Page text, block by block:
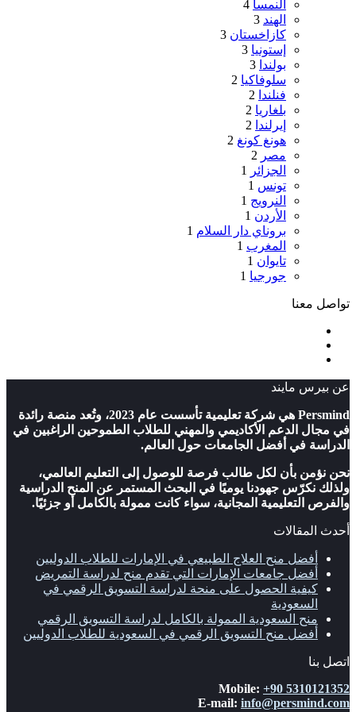
النمسا 4
الهند 3
كازاخستان 3
إستونيا 3
بولندا 3
سلوفاكيا 2
فنلندا 2
بلغاريا 2
إيرلندا 2
هونغ كونغ 2
مصر 2
الجزائر
1
تونس 1
النرويج 1
الأردن 1
بروناي دار السلام 1
المغرب 1
تايوان 1
جورجيا 1
تواصل معنا
عن بيرس مايند
Persmind هي شركة تعليمية تأسست عام 2023، وتُعد منصة رائدة
في مجال الدعم الأكاديمي والمهني للطلاب الطموحين الراغبين في
الدراسة في أفضل الجامعات حول العالم.
نحن نؤمن بأن لكل طالب فرصة للوصول إلى التعليم العالمي،
ولذلك نكرّس جهودنا يوميًا في البحث المستمر عن المنح الدراسية
والفرص التعليمية المجانية، سواء كانت ممولة بالكامل أو جزئيًا.
أحدث المقالات
أفضل منح العلاج الطبيعي في الإمارات للطلاب الدوليين
أفضل جامعات الإمارات التي تقدم منح لدراسة التمريض
كيفية الحصول على منحة لدراسة التسويق الرقمي في
السعودية
منح السعودية الممولة بالكامل لدراسة التسويق الرقمي
أفضل منح التسويق الرقمي في السعودية للطلاب الدوليين
اتصل بنا
Mobile: +90 5310121352
E-mail: info@persmind.com